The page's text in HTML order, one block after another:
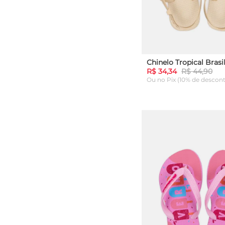
R$ 34,34 R$ 44,90
Ou no Pix (10% de
ADICIONAR AO